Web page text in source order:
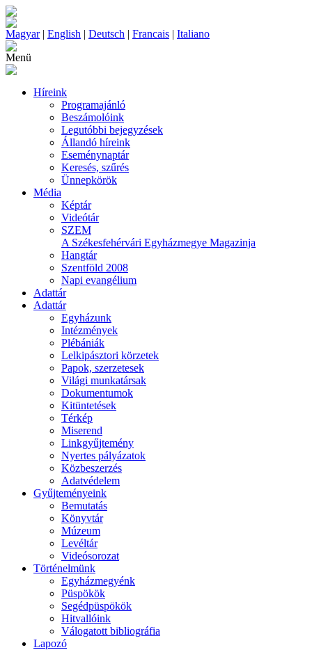
Magyar| English | Deutsch | Francais | Italiano
Menü
Híreink
Programajánló
Beszámolóink
Legutóbbi bejegyzések
Állandó híreink
Eseménynaptár
Keresés, szűrés
Ünnepkörök
Média
Képtár
Videótár
SZEM
A Székesfehérvári Egyházmegye Magazinja
Hangtár
Szentföld 2008
Napi evangélium
Adattár
Adattár
Egyházunk
Intézmények
Plébániák
Lelkipásztori körzetek
Papok, szerzetesek
Világi munkatársak
Dokumentumok
Kitüntetések
Térkép
Miserend
Linkgyűjtemény
Nyertes pályázatok
Közbeszerzés
Adatvédelem
Gyűjteményeink
Bemutatás
Könyvtár
Múzeum
Levéltár
Videósorozat
Történelmünk
Egyházmegyénk
Püspökök
Segédpüspökök
Hitvallóink
Válogatott bibliográfia
Lapozó